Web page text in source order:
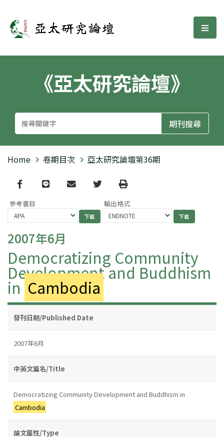
亞太研究論壇 選
《亞太研究論壇》
Home 卷期目次 亞太研究論壇第36期
Facebook
line email TwitterPrint
參考書目 輸出格式
2007年6月
Democratizing Community
Development and Buddhism
in Cambodia
發刊日期/Published Date
2007年6月
中英文篇名/Title
Democratizing Community Development and Buddhism in
Cambodia
論文屬性/Type